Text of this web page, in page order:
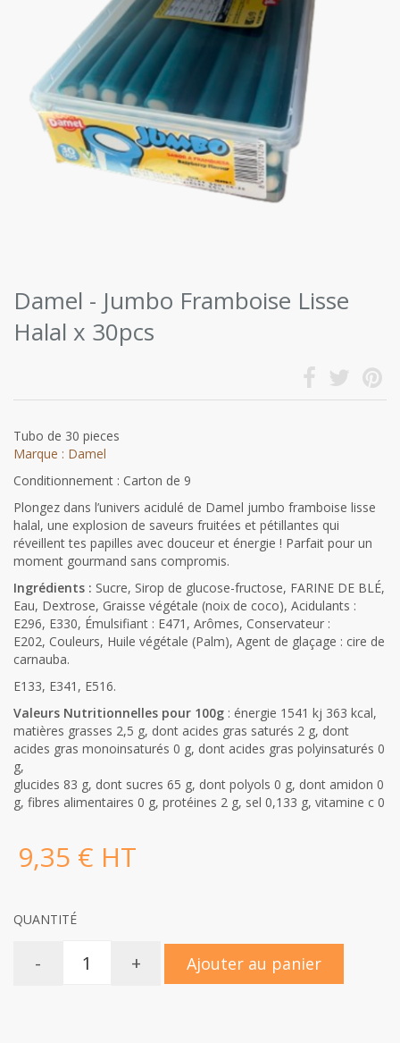
Damel - Jumbo Framboise Lisse
Halal x 30pcs
Tubo de 30 pieces
Marque : Damel
Conditionnement : Carton de 9
Plongez dans l’univers acidulé de Damel jumbo framboise lisse
halal, une explosion de saveurs fruitées et pétillantes qui
réveillent tes papilles avec douceur et énergie ! Parfait pour un
moment gourmand sans compromis.
Ingrédients : Sucre, Sirop de glucose-fructose, FARINE DE BLÉ,
Eau, Dextrose, Graisse végétale (noix de coco), Acidulants :
E296, E330, Émulsifiant : E471, Arômes, Conservateur :
E202, Couleurs, Huile végétale (Palm), Agent de glaçage : cire de
carnauba.
E133, E341, E516.
Valeurs Nutritionnelles pour 100g : énergie 1541 kj 363 kcal,
matières grasses 2,5 g, dont acides gras saturés 2 g, dont
acides gras monoinsaturés 0 g, dont acides gras polyinsaturés 0
g,
glucides 83 g, dont sucres 65 g, dont polyols 0 g, dont amidon 0
g, fibres alimentaires 0 g, protéines 2 g, sel 0,133 g, vitamine c 0
9,35 € HT
QUANTITÉ
- + Ajouter au panier